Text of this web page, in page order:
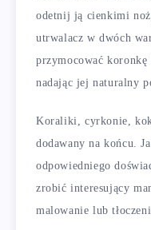
odetnij ją cienkimi
utrwalacz w dwóch
przymocować
nadając jej naturalny
Koraliki, cyrkonie,
dodawany na końcu.
odpowiedniego
zrobić interesujący
malowanie lub